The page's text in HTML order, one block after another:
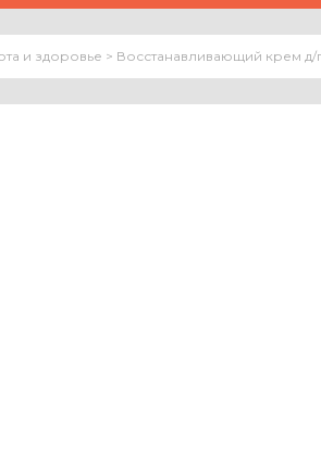
и здоровье > Восстанавливающий крем